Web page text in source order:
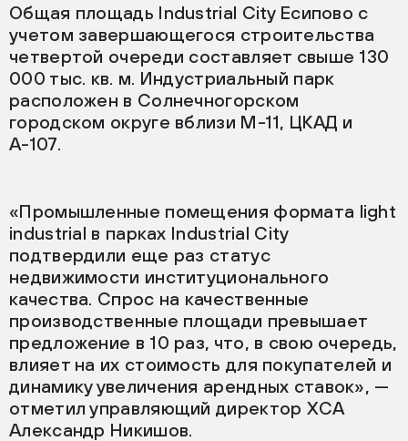
Общая площадь Industrial City Есипово с
учетом завершающегося строительства
четвертой очереди составляет свыше 130
000 тыс. кв. м. Индустриальный парк
расположен в Солнечногорском
городском округе вблизи М-11, ЦКАД и
А-107.
«Промышленные помещения формата light
industrial в парках Industrial City
подтвердили еще раз статус
недвижимости институционального
качества. Спрос на качественные
производственные площади превышает
предложение в 10 раз, что, в свою очередь,
влияет на их стоимость для покупателей и
динамику увеличения арендных ставок», —
отметил управляющий директор ХСА
Александр Никишов.